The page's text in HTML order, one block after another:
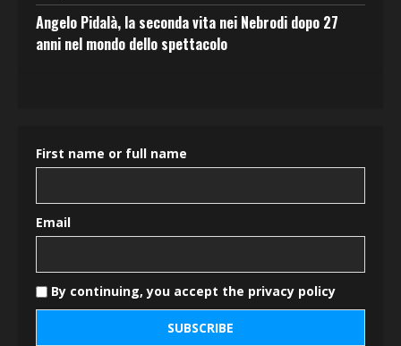
Angelo Pidalà, la seconda vita nei Nebrodi dopo 27
anni nel mondo dello spettacolo
First name or full name
Email
By continuing, you accept the privacy policy